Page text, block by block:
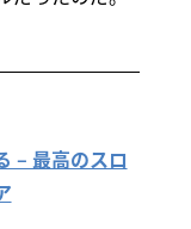
– 最高のスロ